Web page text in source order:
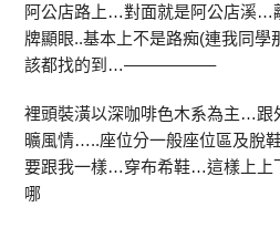
阿公店路上…對面就是阿公店溪…
牌顯眼..基本上不是路痴(連我同學
該都找的到…—————–
裡頭裝潢以深咖啡色木系為主…跟
曠風情…..座位分一般座位區及脫
要跟我一樣…穿布希鞋…這樣上上
哪